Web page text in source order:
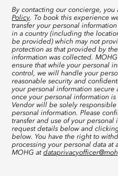
By contacting our concierge, you
Policy. To book this experience
transfer your personal
in a country (including the
be provided) which may not
protection as that provided by
information was collected.
ensure that while your personal
control, we will handle your
reasonable security and
your personal information secure
once your personal information
Vendor will be solely
personal information. Please
transfer and use of your
request details below and
below. You have the right to
processing your personal data at
MOHG at